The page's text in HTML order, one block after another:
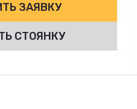
ЗАЯВКУ
СТОЯНКУ